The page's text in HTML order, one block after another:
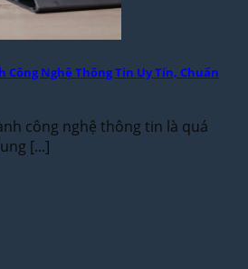
Nghệ Thông Tin Uy Tín, Chuẩn
công nghệ thông tin là quá
[...]